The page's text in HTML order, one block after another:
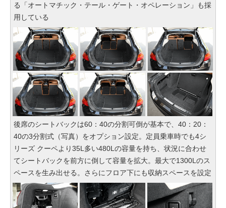
る「オートマチック・テール・ゲート・オペレーション」も採
用している
後席のシートバックは60：40の分割可倒が基本で、40：20：
40の3分割式（写真）をオプション設定。定員乗車時でも4シ
リーズ クーペより35L多い480Lの容量を持ち、状況に合わせ
てシートバックを前方に倒して容量を拡大。最大で1300Lのス
ペースを生み出せる。さらにフロア下にも収納スペースを設定